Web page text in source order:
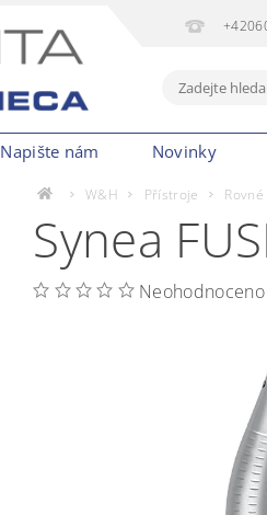
Napište nám Novinky
W&H Přístroje
Synea
Neohodnoceno